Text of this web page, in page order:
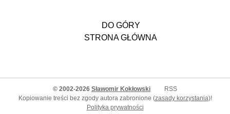
DO GÓRY
STRONA GŁÓWNA
© 2002-2026 Sławomir Kokłowski
RSS
Kopiowanie treści bez zgody autora zabronione (zasady korzystania)!
Polityka prywatności